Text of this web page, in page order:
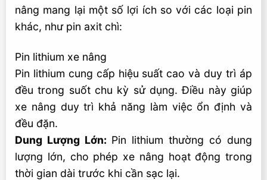
nâng mang lại một số lợi ích so với các loại pin
khác, như pin axit chì:
Pin lithium xe nâng
Pin lithium cung cấp hiệu suất cao và duy trì áp
đều trong suốt chu kỳ sử dụng. Điều này giúp
xe nâng duy trì khả năng làm việc ổn định và
đều đặn.
Dung Lượng Lớn: Pin lithium thường có dung
lượng lớn, cho phép xe nâng hoạt động trong
thời gian dài trước khi cần sạc lại.